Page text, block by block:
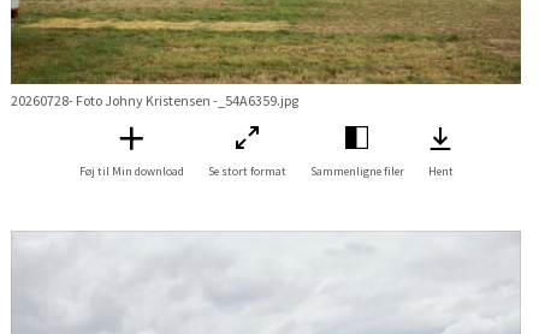
20260728- Foto Johny Kristensen -_54A6359.jpg
Føj til Min download Se stort format Sammenligne filer Hent